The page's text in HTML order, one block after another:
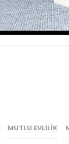
MUTLU EVLILIK